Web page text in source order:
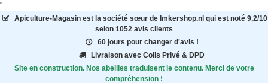
"
Apiculture-Magasinest la société sœur de Imkershop.nl qui est noté 9,2/10
selon 1052 avis clients
60 jours pour changer d'avis !
Livraison avec Colis Privé & DPD
Site en construction. Nos abeilles traduisent le contenu. Merci de votre
compréhension !